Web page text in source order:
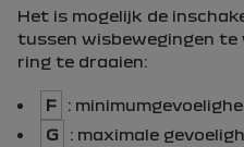
Het is mogelijk de
tussen wisbewegingen te
ring te draaien:
F
:
G
: maximale